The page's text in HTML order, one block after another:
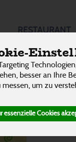
besser an Ihre
um zu
essenzielle Cookies
RESTAURANT